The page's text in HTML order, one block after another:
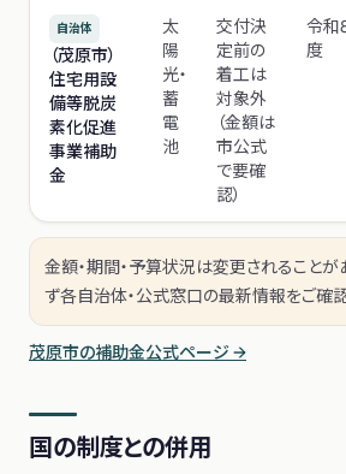
自治体
（茂原市）
住宅用設
備等脱炭
素化促進
事業補助
金
太
陽
光・
蓄
電
池
交付決
定前の
着工は
対象外
（金額は
市公式
で要確
認）
令和
度
金額・期間・予算状況は変更されることが
ず各自治体・公式窓口の最新情報をご確認
茂原市の補助金公式ページ →
国の制度との併用